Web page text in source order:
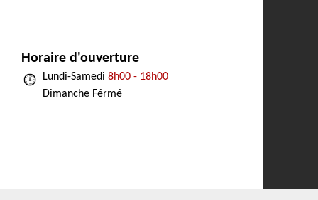
Horaire d'ouverture
Lundi-Samedi 8h00 - 18h00
Dimanche Férmé